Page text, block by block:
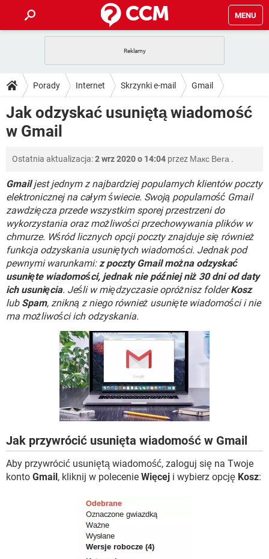
MENU
GRY WHATSAPP
SPOTIFY NETFLIX
INSTAGRAM
PORADY
PlayStation
GRY WHATSAPP
INSTAGRAM FACEBOOK
WINDOWS 10
DO POBRANIA
ANDROID
INSTAGRAM FACEBOOK
WINDOWS 10
FORUM
COVID-19 TIKTOK
GRY WHATSAPP
SPOTIFY NETFLIX
INSTAGRAM FACEBOOK
WINDOWS 10
COVID-19 TIKTOK
GRY WHATSAPP
SPOTIFY NETFLIX
INSTAGRAM FACEBOOK
WINDOWS 10
Porady Internet Skrzynki e-mail Gmail
Jak odzyskać usuniętą wiadomość
w Gmail
Ostatnia aktualizacja:2 wrz 2020 o 14:04 przez Макс Вега .
Gmailjest jednym z najbardziej popularnych klientów poczty
elektronicznej na całym świecie. Swoją popularność Gmail
zawdzięcza przede wszystkim sporej przestrzeni do
wykorzystania oraz możliwości przechowywania plików w
chmurze. Wśród licznych opcji poczty znajduje się również
funkcja odzyskania usuniętych wiadomości. Jednak pod
pewnymi warunkami:z poczty Gmail można odzyskać
usunięte wiadomości, jednak nie później niż 30 dni od daty
ich usunięcia. Jeśli w międzyczasie opróżnisz folderKosz
lub Spam, znikną z niego również usunięte wiadomości i nie
ma możliwości ich odzyskania.
Jak przywrócić usunięta wiadomość w Gmail
Aby przywrócić usuniętą wiadomość, zaloguj się na Twoje
konto Gmail , kliknij w polecenie Więcej i wybierz opcję Kosz: